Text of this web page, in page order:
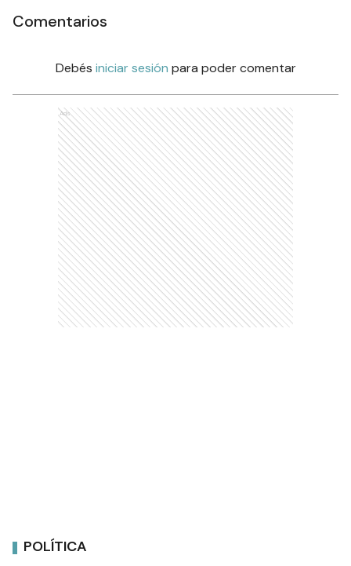
Comentarios
Debés iniciar sesión para poder comentar
Ads
POLÍTICA